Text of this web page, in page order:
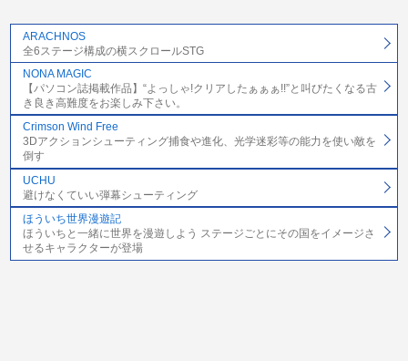
ARACHNOS
全6ステージ構成の横スクロールSTG
NONA MAGIC
【パソコン誌掲載作品】“よっしゃ!クリアしたぁぁぁ!!”と叫びたくなる古
き良き高難度をお楽しみ下さい。
Crimson Wind Free
3Dアクションシューティング捕食や進化、光学迷彩等の能力を使い敵を
倒す
UCHU
避けなくていい弾幕シューティング
ほういち世界漫遊記
ほういちと一緒に世界を漫遊しよう ステージごとにその国をイメージさ
せるキャラクターが登場